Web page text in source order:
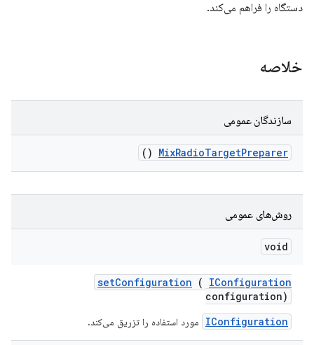
دستگاه را فراهم می‌کند.
خلاصه
سازندگان عمومی
MixRadioTargetPreparer
()
روش‌های عمومی
void
setConfiguration ( IConfiguration
configuration)
IConfiguration
مورد استفاده را تزریق می‌کند.